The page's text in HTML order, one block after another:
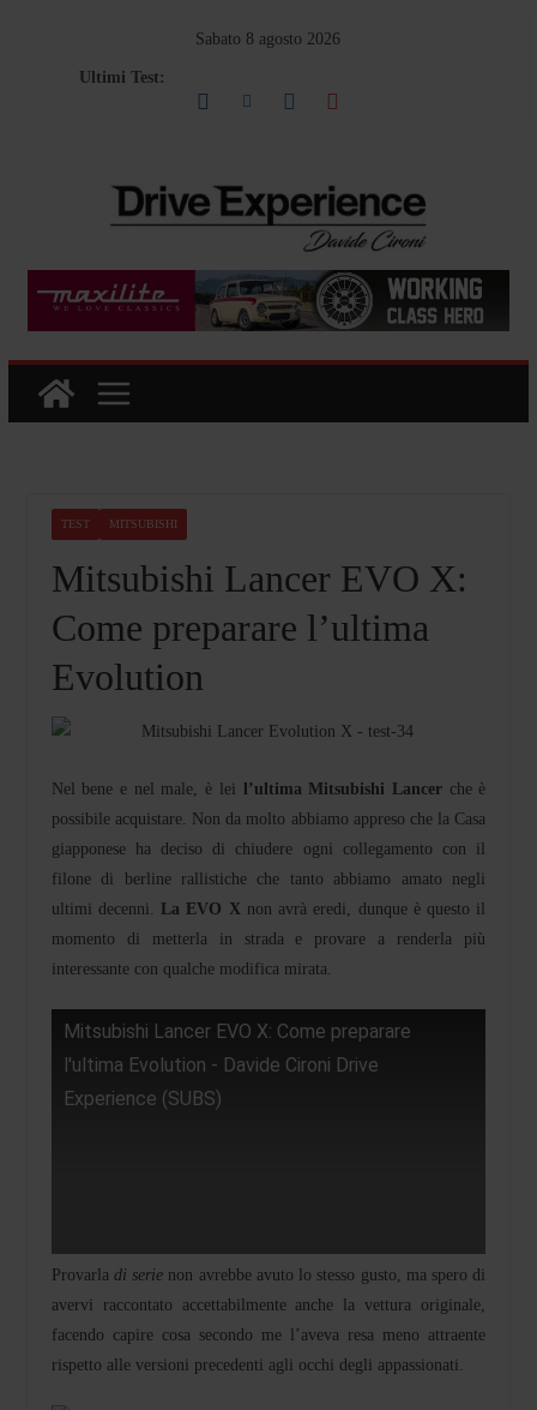
Sabato 8 agosto 2026
Ultimi Test:
TEST MITSUBISHI
Mitsubishi Lancer EVO X:
Come preparare l’ultima
Evolution
Nel bene e nel male, è lei l’ultima Mitsubishi Lancerche è
possibile acquistare. Non da molto abbiamo appreso che la Casa
giapponese ha deciso di chiudere ogni collegamento con il
filone di berline rallistiche che tanto abbiamo amato negli
ultimi decenni. La EVO X non avrà eredi, dunque è questo il
momento di metterla in strada e provare a renderla più
interessante con qualche modifica mirata.
Mitsubishi Lancer EVO X: Come preparare
l'ultima Evolution - Davide Cironi Drive
Experience (SUBS)
Provarla di serie non avrebbe avuto lo stesso gusto, ma spero di
avervi raccontato accettabilmente anche la vettura originale,
facendo capire cosa secondo me l’aveva resa meno attraente
rispetto alle versioni precedenti agli occhi degli appassionati.